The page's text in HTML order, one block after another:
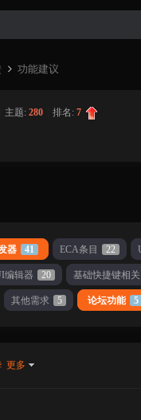
功能建议
主题:280 排名:7
器 41 ECA条目 22
编辑器 20 基础快捷键相关
其他需求 5 论坛功能 5
更多